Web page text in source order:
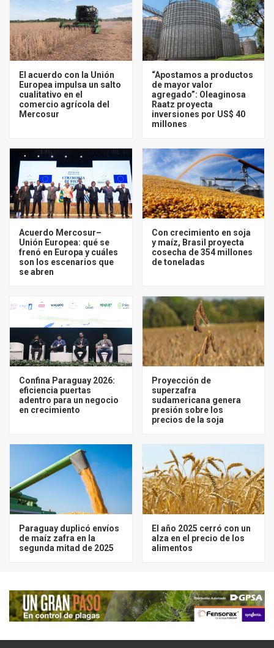
El acuerdo con la Unión
Europea impulsa un salto
cualitativo en el
comercio agrícola del
Mercosur
“Apostamos a productos
de mayor valor
agregado”: Oleaginosa
Raatz proyecta
inversiones por US$ 40
millones
Acuerdo Mercosur–
Unión Europea: qué se
frenó en Europa y cuáles
son los escenarios que
se abren
Con crecimiento en soja
y maíz, Brasil proyecta
cosecha de 354 millones
de toneladas
Confina Paraguay 2026:
eficiencia puertas
adentro para un negocio
en crecimiento
Proyección de
superzafra
sudamericana genera
presión sobre los
precios de la soja
Paraguay duplicó envíos
de maíz zafra en la
segunda mitad de 2025
El año 2025 cerró con un
alza en el precio de los
alimentos